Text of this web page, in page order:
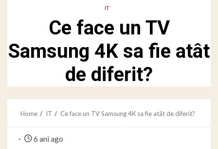
IT
Ce face un TV
Samsung 4K sa fie atât
de diferit?
Home IT Ce face un TV Samsung 4K sa fie atât de diferit?
6 ani ago